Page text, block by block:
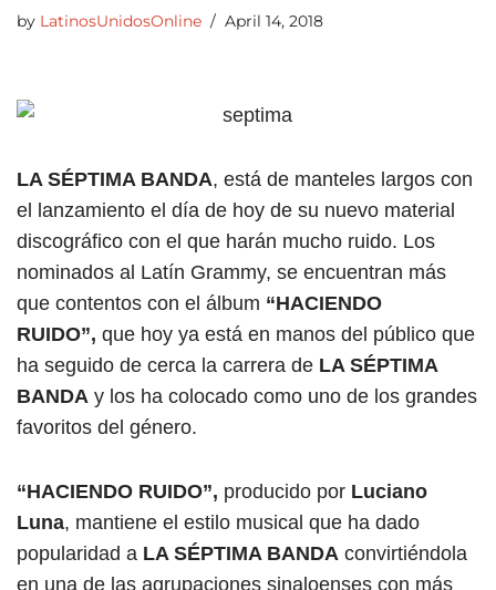
by LatinosUnidosOnline April 14, 2018
LA SÉPTIMA BANDA, está de manteles largos con
el lanzamiento el día de hoy de su nuevo material
discográfico con el que harán mucho ruido. Los
nominados al Latín Grammy, se encuentran más
que contentos con el álbum “HACIENDO
RUIDO”, que hoy ya está en manos del público que
ha seguido de cerca la carrera de LA SÉPTIMA
BANDA y los ha colocado como uno de los grandes
favoritos del género.
“HACIENDO RUIDO”, producido por Luciano
Luna, mantiene el estilo musical que ha dado
popularidad a LA SÉPTIMA BANDA convirtiéndola
en una de las agrupaciones sinaloenses con más